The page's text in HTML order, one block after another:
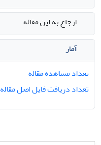
ارجاع به این مقاله
آمار
تعداد مشاهده مقاله
تعداد دریافت فایل اصل مقاله